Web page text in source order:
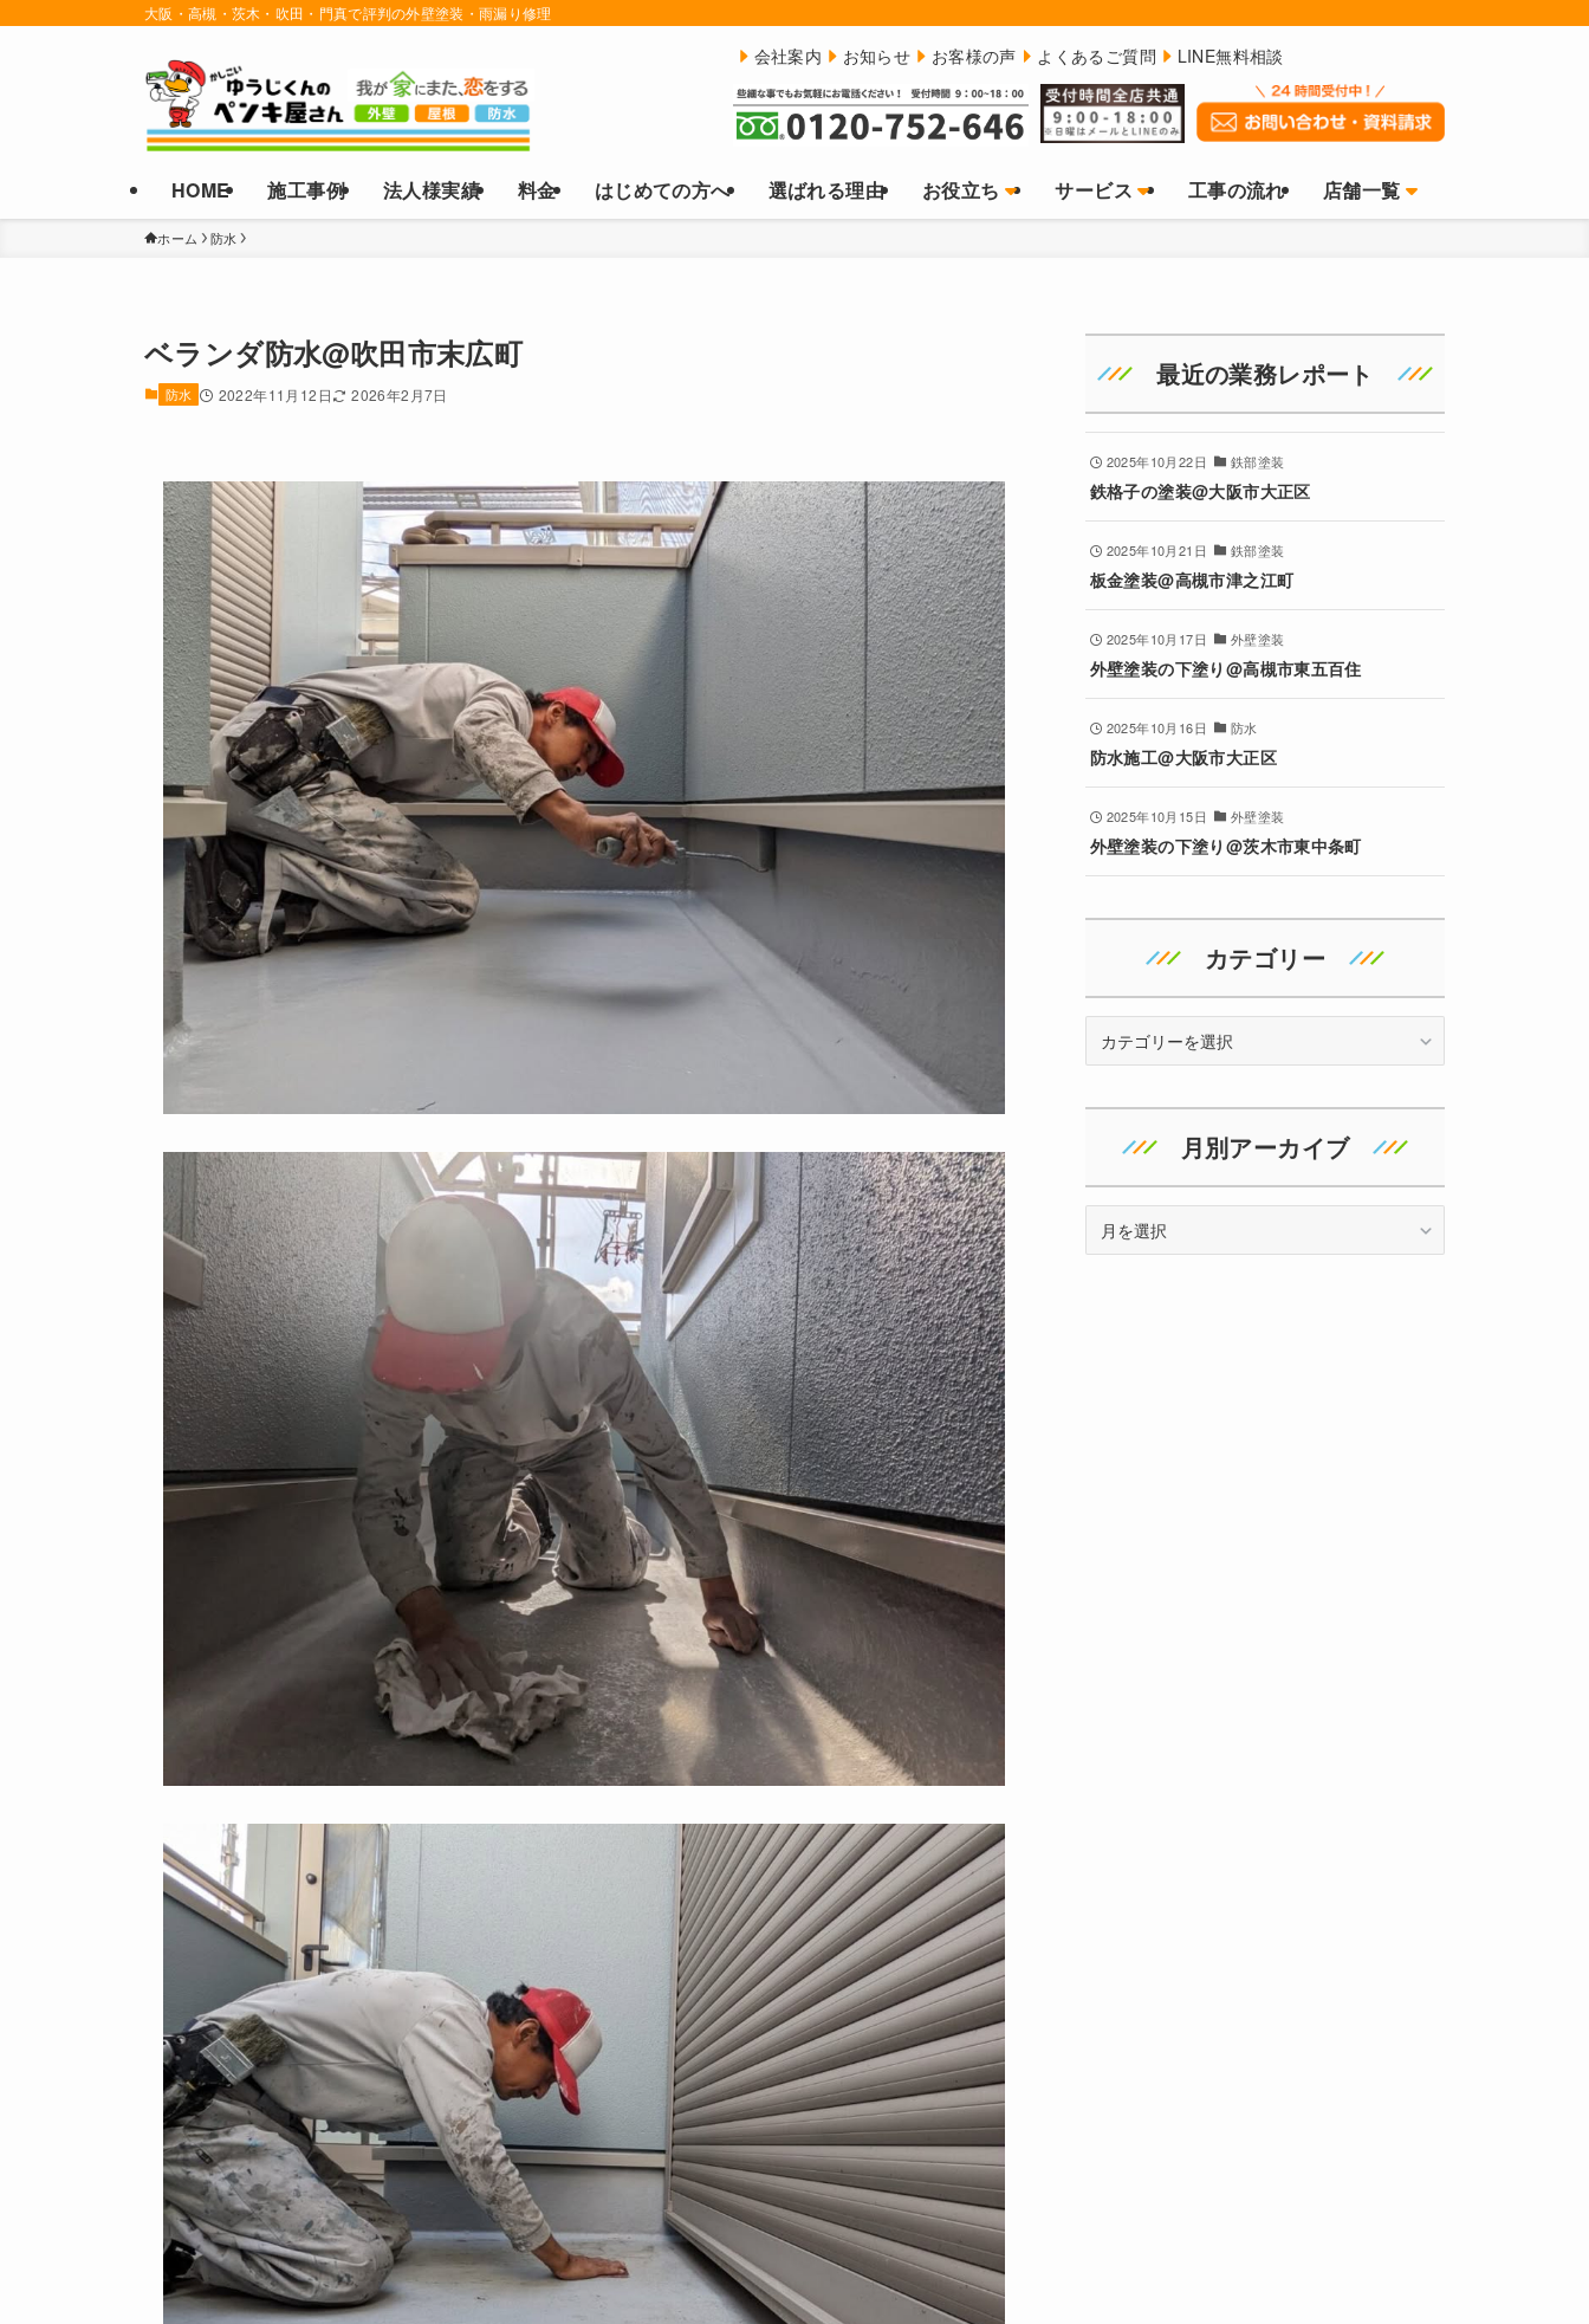
大阪・高槻・茨木・吹田・門真で評判の外壁塗装・雨漏り修理
HOME 施工事例 法人様実績 料金 はじめての方へ 選ばれる理由 お役立ち サービス 工事の流れ 店舗一覧
会社案内 お知らせ お客様の声 よくあるご質問 LINE無料相談
ホーム 防水
ベランダ防水@吹田市末広町
防水 2022年11月12日 2026年2月7日
最近の業務レポート
2025年10月22日 鉄部塗装
鉄格子の塗装@大阪市大正区
2025年10月21日 鉄部塗装
板金塗装@高槻市津之江町
2025年10月17日 外壁塗装
外壁塗装の下塗り@高槻市東五百住
2025年10月16日 防水
防水施工@大阪市大正区
2025年10月15日 外壁塗装
外壁塗装の下塗り@茨木市東中条町
カテゴリー
リ
月別アーカイブ